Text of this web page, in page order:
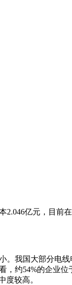
亿元，目
。我国大部分电
约54%的企业
度较高。